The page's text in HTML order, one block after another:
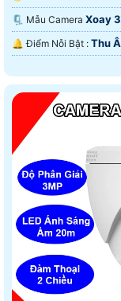
🗜️ Mẫu Camera Xoay
️🔔 Điểm Nỗi Bật : Thu